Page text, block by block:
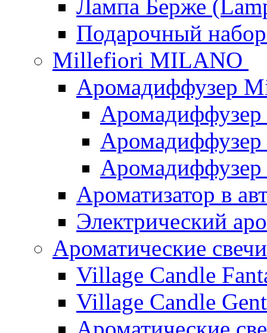
Лампа Берже
Подарочный
Millefiori MILANO
Аромадиффузер
Ароматизатор в
Электрический
Ароматические
Village Candle
Village Candle